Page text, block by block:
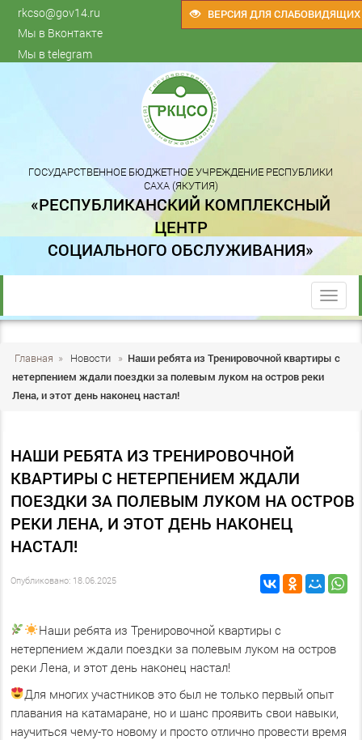
ВЕРСИЯ ДЛЯ СЛАБОВИДЯЩИХ
rkcso@gov14.ru
Мы в Вконтакте
Мы в telegram
ГОСУДАРСТВЕННОЕ БЮДЖЕТНОЕ УЧРЕЖДЕНИЕ РЕСПУБЛИКИ
САХА (ЯКУТИЯ)
«РЕСПУБЛИКАНСКИЙ КОМПЛЕКСНЫЙ
ЦЕНТР
СОЦИАЛЬНОГО ОБСЛУЖИВАНИЯ»
trk
Главная » Новости » Наши ребята из Тренировочной квартиры с
нетерпением ждали поездки за полевым луком на остров реки
Лена, и этот день наконец настал!
НАШИ РЕБЯТА ИЗ ТРЕНИРОВОЧНОЙ
КВАРТИРЫ С НЕТЕРПЕНИЕМ ЖДАЛИ
ПОЕЗДКИ ЗА ПОЛЕВЫМ ЛУКОМ НА ОСТРОВ
РЕКИ ЛЕНА, И ЭТОТ ДЕНЬ НАКОНЕЦ
НАСТАЛ!
Опубликовано: 18.06.2025
Наши ребята из Тренировочной квартиры с
нетерпением ждали поездки за полевым луком на остров
реки Лена, и этот день наконец настал!
Для многих участников это был не только первый опыт
плавания на катамаране, но и шанс проявить свои навыки,
научиться чему-то новому и просто отлично провести время